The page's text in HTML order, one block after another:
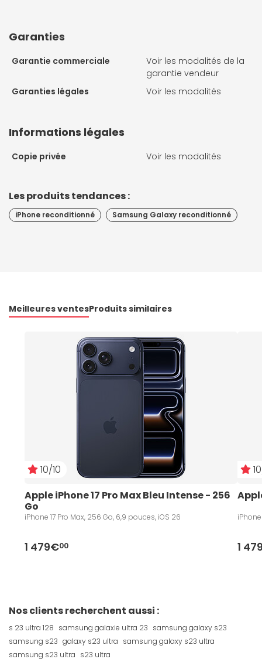
Garanties
Garantie commerciale
Voir les modalités de la
garantie vendeur
Garanties légales
Voir les modalités
Informations légales
Copie privée Voir les modalités
Les produits tendances :
iPhone reconditionné Samsung Galaxy reconditionné
Meilleures ventesProduits similaires
10/10
Apple iPhone 17 Pro Max Bleu Intense - 256
Go
iPhone 17 Pro Max, 256 Go, 6,9 pouces, iOS 26
1 479€00 1
Nos clients recherchent aussi :
s 23 ultra 128 samsung galaxie ultra 23 samsung galaxy s23
samsung s23 galaxy s23 ultra samsung galaxy s23 ultra
samsung s23 ultra s23 ultra